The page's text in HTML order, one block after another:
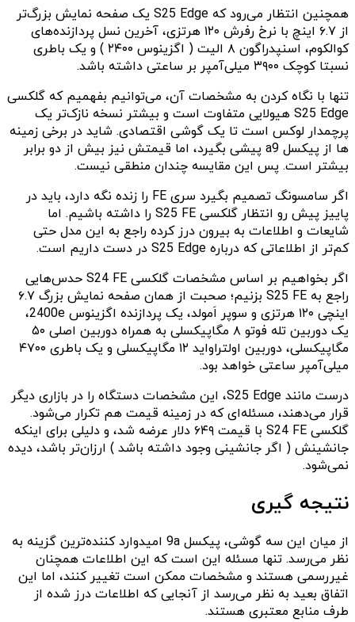
همچنین انتظار می‌رود که S25 Edge یک صفحه نمایش بزرگ‌تر
از ۶.۷ اینچ با نرخ رفرش ۱۲۰ هرتزی، آخرین نسل پردازنده‌های
کوالکوم، اسنپدراگون ۸ الیت ( اگزینوس ۲۴۰۰ ) و یک باطری
نسبتا کوچک ۳۹۰۰ میلی‌آمپر بر ساعتی داشته باشد.
تنها با نگاه کردن به مشخصات آن، می‌توانیم بفهمیم که گلکسی
S25 Edge هیولایی متفاوت است و بیشتر نسخه نازک‌تر یک
پرچمدار لوکس است تا یک گوشی اقتصادی. شاید در برخی زمینه
ها از پیکسل a9 پیشی بگیرد، اما قیمتش نیز بیش از دو برابر
بیشتر است. پس این مقایسه چندان منطقی نیست.
اگر سامسونگ تصمیم بگیرد سری FE را زنده نگه دارد، باید در
پاییز پیش رو انتظار گلکسی S25 FE را داشته باشیم. اما
شایعات و اطلاعات به بیرون درز کرده راجع به این مدل حتی
کم‌تر از اطلاعاتی که درباره S25 Edge در دست داریم است.
اگر بخواهیم بر اساس مشخصات گلکسی S24 FE حدس‌هایی
راجع به S25 FE بزنیم؛ صحبت از همان صفحه نمایش بزرگ ۶.۷
اینچی ۱۲۰ هرتزی و سوپر اَمولد، یک پردازنده اگزینوس 2400e،
یک دوربین تله فوتو ۸ مگاپیکسلی به همراه دوربین اصلی ۵۰
مگاپیکسلی، دوربین اولتراواید ۱۲ مگاپیکسلی و یک باطری ۴۷۰۰
میلی‌آمپر ساعتی خواهد بود.
درست مانند S25 Edge، این مشخصات دستگاه را در بازاری دیگر
قرار می‌دهند، مسئله‌ای که در زمینه قیمت هم تکرار می‌شود.
گلکسی S24 FE با قیمت ۶۴۹ دلار عرضه شد، و دلیلی برای اینکه
جانشینش ( اگر جانشینی وجود داشته باشد ) ارزان‌تر باشد، دیده
نمی‌شود.
نتیجه گیری
از میان این سه گوشی، پیکسل 9a امیدوارد کننده‌ترین گزینه به
نظر می‌رسد. تنها مسئله این است که این اطلاعات همچنان
غیررسمی هستند و مشخصات ممکن است تغییر کنند، اما این
اتفاق بعید به نظر می‌رسد از آنجایی که اطلاعات درز شده از
طرف منابع معتبری هستند.